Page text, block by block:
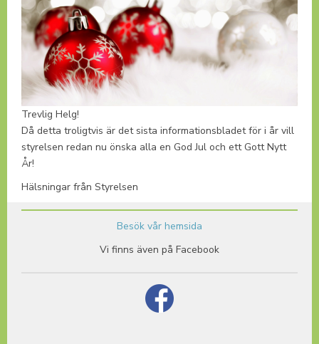
Trevlig Helg!
Då detta troligtvis är det sista informationsbladet för i år vill
styrelsen redan nu önska alla en God Jul och ett Gott Nytt
År!
Hälsningar från Styrelsen
Besök vår hemsida
Vi finns även på Facebook